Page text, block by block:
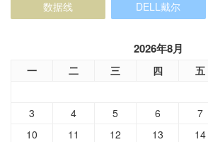
数据线 DELL戴尔
2026年8月
一 二 三 四 五
3
4 5 6 7
10
11 12 13 14